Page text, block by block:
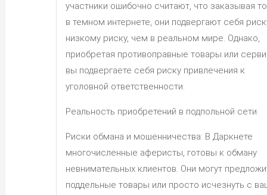
участники ошибочно считают, что заказывая
в темном интернете, они подвергают себя
низкому риску, чем в реальном мире. Однако,
приобретая противоправные товары или
вы подвергаете себя риску привлечения к
уголовной ответственности.
Реальность приобретений в подпольной сети
Риски обмана и мошенничества: В Даркнете
многочисленные аферисты, готовы к обману
невнимательных клиентов. Они могут
поддельные товары или просто исчезнуть с